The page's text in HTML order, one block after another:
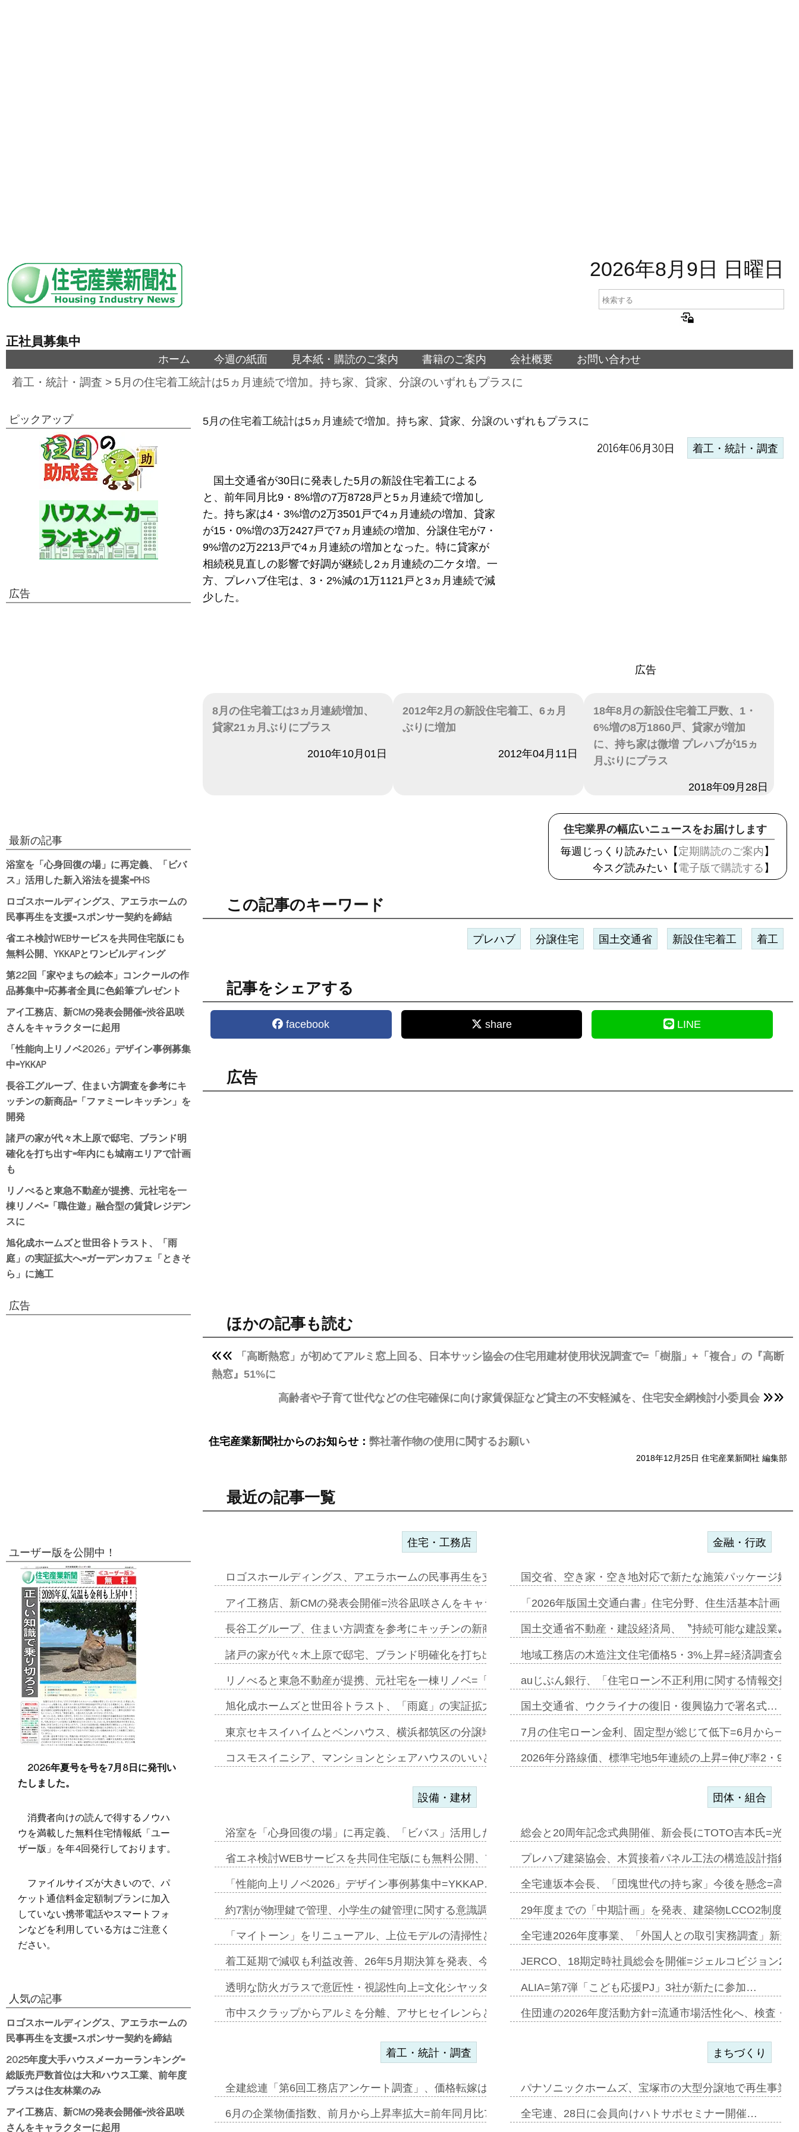
2026年8月9日 日曜日
正社員募集中
ホーム 今週の紙面 見本紙・購読のご案内 書籍のご案内 会社概要 お問い合わせ
着工・統計・調査 > 5月の住宅着工統計は5ヵ月連続で増加。持ち家、貸家、分譲のいずれもプラスに
5月の住宅着工統計は5ヵ月連続で増加。持ち家、貸家、分譲のいずれもプラスに
2016年06月30日 着工・統計・調査
広告
国土交通省が30日に発表した5月の新設住宅着工による
と、前年同月比9・8%増の7万8728戸と5ヵ月連続で増加し
た。持ち家は4・3%増の2万3501戸で4ヵ月連続の増加、貸家
が15・0%増の3万2427戸で7ヵ月連続の増加、分譲住宅が7・
9%増の2万2213戸で4ヵ月連続の増加となった。特に貸家が
相続税見直しの影響で好調が継続し2ヵ月連続の二ケタ増。一
方、プレハブ住宅は、3・2%減の1万1121戸と3ヵ月連続で減
少した。
8月の住宅着工は3ヵ月連続増加、
貸家21ヵ月ぶりにプラス
2010年10月01日
2012年2月の新設住宅着工、6ヵ月
ぶりに増加
2012年04月11日
18年8月の新設住宅着工戸数、1・
6%増の8万1860戸、貸家が増加
に、持ち家は微増 プレハブが15ヵ
月ぶりにプラス
2018年09月28日
住宅業界の幅広いニュースをお届けします
毎週じっくり読みたい【 定期購読のご案内 】
今スグ読みたい【 電子版で購読する 】
この記事のキーワード
プレハブ 分譲住宅 国土交通省 新設住宅着工 着工
記事をシェアする
facebook share LINE
広告
ほかの記事も読む
「高断熱窓」が初めてアルミ窓上回る、日本サッシ協会の住宅用建材使用状況調査で=「樹脂」+「複合」の『高断
熱窓』51%に
高齢者や子育て世代などの住宅確保に向け家賃保証など貸主の不安軽減を、住宅安全網検討小委員会
住宅産業新聞社からのお知らせ： 弊社著作物の使用に関するお願い
2018年12月25日 住宅産業新聞社 編集部
最近の記事一覧
住宅・工務店
ロゴスホールディングス、アエラホームの民事再生を支援=スポンサー契約…
アイ工務店、新CMの発表会開催=渋谷凪咲さんをキャラクターに起用…
長谷工グループ、住まい方調査を参考にキッチンの新商品=「ファミーレキ…
諸戸の家が代々木上原で邸宅、ブランド明確化を打ち出す=年内にも城南エ…
リノべると東急不動産が提携、元社宅を一棟リノベ=「職住遊」融合型の賃…
旭化成ホームズと世田谷トラスト、「雨庭」の実証拡大へ=ガーデンカフェ…
東京セキスイハイムとベンハウス、横浜都筑区の分譲地開発で初協業=お互…
コスモスイニシア、マンションとシェアハウスのいいとこどりのコリビング…
金融・行政
国交省、空き家・空き地対応で新たな施策パッケージ始
「2026年版国土交通白書」住宅分野、住生活基本計画
国土交通省不動産・建設経済局、〝持続可能な建設業〟
地域工務店の木造注文住宅価格5・3%上昇=経済調査会
auじぶん銀行、「住宅ローン不正利用に関する情報交換
国土交通省、ウクライナの復旧・復興協力で署名式…
7月の住宅ローン金利、固定型が総じて低下=6月から一
2026年分路線価、標準宅地5年連続の上昇=伸び率2・
設備・建材
浴室を「心身回復の場」に再定義、「ビバス」活用した新入浴法を提案=P…
省エネ検討WEBサービスを共同住宅版にも無料公開、YKKAPとワンビ…
「性能向上リノベ2026」デザイン事例募集中=YKKAP…
約7割が物理鍵で管理、小学生の鍵管理に関する意識調査=Nature…
「マイトーン」をリニューアル、上位モデルの清掃性と安全性追加=リンナ…
着工延期で減収も利益改善、26年5月期決算を発表、今期は増収見込む=…
透明な防火ガラスで意匠性・視認性向上=文化シヤッター…
市中スクラップからアルミを分離、アサヒセイレンらと協働開発開始=三協…
団体・組合
総会と20周年記念式典開催、新会長にTOTO吉本氏=光
プレハブ建築協会、木質接着パネル工法の構造設計指針
全宅連坂本会長、「団塊世代の持ち家」今後を懸念=高
29年度までの「中期計画」を発表、建築物LCCO2制度
全宅連2026年度事業、「外国人との取引実務調査」新規
JERCO、18期定時社員総会を開催=ジェルコビジョン
ALIA=第7弾「こども応援PJ」3社が新たに参加…
住団連の2026年度活動方針=流通市場活性化へ、検査・
着工・統計・調査
全建総連「第6回工務店アンケート調査」、価格転嫁は十分に進まず=「物…
6月の企業物価指数、前月から上昇率拡大=前年同月比7・1%上昇…
まちづくり
パナソニックホームズ、宝塚市の大型分譲地で再生事業
全宅連、28日に会員向けハトサポセミナー開催…
ピックアップ
広告
最新の記事
浴室を「心身回復の場」に再定義、「ビバ
ス」活用した新入浴法を提案=PHS
ロゴスホールディングス、アエラホームの
民事再生を支援=スポンサー契約を締結
省エネ検討WEBサービスを共同住宅版にも
無料公開、YKKAPとワンビルディング
第22回「家やまちの絵本」コンクールの作
品募集中=応募者全員に色鉛筆プレゼント
アイ工務店、新CMの発表会開催=渋谷凪咲
さんをキャラクターに起用
「性能向上リノベ2026」デザイン事例募集
中=YKKAP
長谷工グループ、住まい方調査を参考にキ
ッチンの新商品=「ファミーレキッチン」を
開発
諸戸の家が代々木上原で邸宅、ブランド明
確化を打ち出す=年内にも城南エリアで計画
も
リノべると東急不動産が提携、元社宅を一
棟リノベ=「職住遊」融合型の賃貸レジデン
スに
旭化成ホームズと世田谷トラスト、「雨
庭」の実証拡大へ=ガーデンカフェ「ときそ
ら」に施工
広告
ユーザー版を公開中！
2026年夏号を号を7月8日に発刊い
たしました。
消費者向けの読んで得するノウハ
ウを満載した無料住宅情報紙「ユー
ザー版」を年4回発行しております。
ファイルサイズが大きいので、パ
ケット通信料金定額制プランに加入
していない携帯電話やスマートフォ
ンなどを利用している方はご注意く
ださい。
人気の記事
ロゴスホールディングス、アエラホームの
民事再生を支援=スポンサー契約を締結
2025年度大手ハウスメーカーランキング=
総販売戸数首位は大和ハウス工業、前年度
プラスは住友林業のみ
アイ工務店、新CMの発表会開催=渋谷凪咲
さんをキャラクターに起用